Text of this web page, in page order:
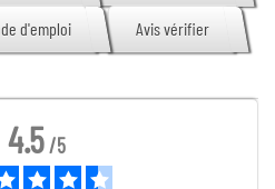
d'emploi Avis vérifier
4.5/5